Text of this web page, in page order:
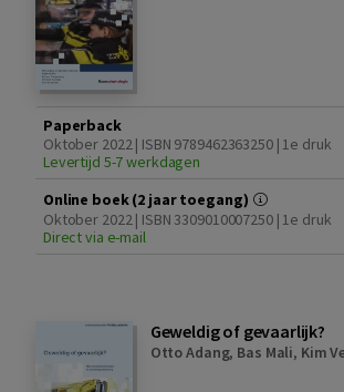
Paperback
Oktober 2022 | ISBN 9789462363250 | 1e druk
Levertijd 5-7 werkdagen
Online boek (2 jaar toegang)
Oktober 2022 | ISBN 3309010007250 | 1e druk
Direct via e-mail
Geweldig of gevaarlijk?
Otto Adang, Bas Mali, Kim